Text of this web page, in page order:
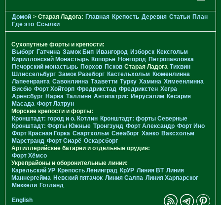
Домой > Старая Ладога: Главная Крепость Деревня Статьи План
Где это Ссылки
Сухопутные форты и крепости:
Выборг Гатчина Замок Бип Ивангород Изборск Кексгольм
Кирилловский Монастырь Копорье Новгород Петропавловка
Печорcкий монастырь Порхов Псков Старая Ладога Тихвин
Шлиссельбург Замок Разеборг Кастельхольм Кюменлинна
Лапеенранта Савонлинна Тааветти Турку Хамина Хямеенлинна
Висбю Форт Хойторп Фредрикстад Фредрикстен Хегра
Аренсбург Нарва Таллинн Антипатрис Иерусалим Кесария
Масада Форт Латрун
Морские крепости и форты:
Кронштадт: город и о. Котлин Кронштадт: форты Северные
Кронштадт: Форты Южные Тронгзунд Форт Александр Форт Ино
Форт Красная Горка Свартхольм Свеаборг Ханко Ваксхольм
Марстранд Форт Сиарё Оскарсборг
Артиллерийские батареи и отдельные орудия:
Форт Хёмсо
Укрепрайоны и оборонительные линии:
Карельский УР Крепость Ленинград КрУР Линия ВТ Линия
Маннергейма Невский пятачок Линия Салпа Линия Харпарског
Миккели Готланд
English